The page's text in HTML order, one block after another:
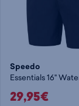
Speedo
29,95€